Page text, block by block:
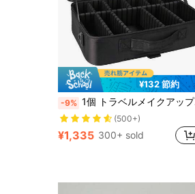
¥132 節約
-9% 1個 トラベルメイクアップケース、化粧品収納ボックス、ポータブルメイクアップアーティストオーガナイザーバッグ、仕切り調整可能、化粧品、メイクブラシ、トイレタリー、ジュエリー、デジタルアクセサリーを収納可能、ルームデコ、ポーチ、メイクポーチ、トラベルエッセンシャルとしても使用可能
(500+)
¥1,335 300+ sold